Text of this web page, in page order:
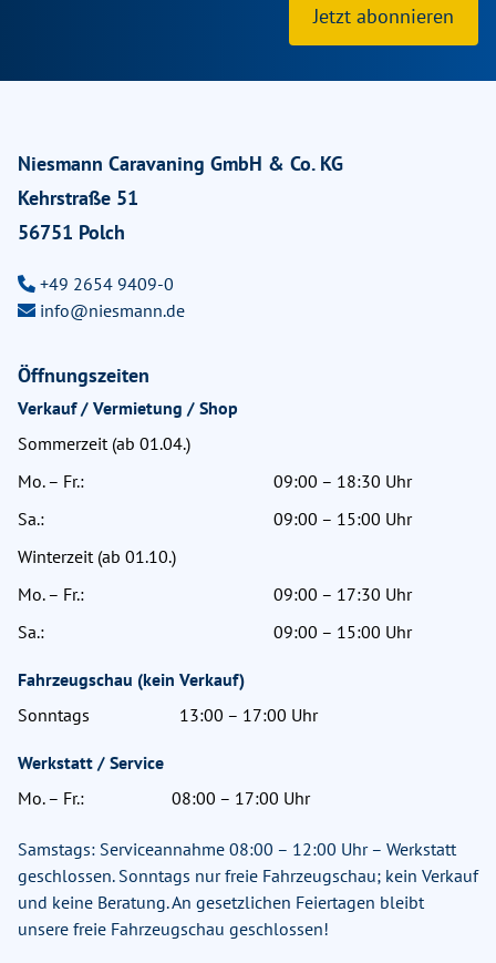
Jetzt abonnieren
Niesmann Caravaning GmbH & Co. KG
Kehrstraße 51
56751 Polch
+49 2654 9409-0
info@niesmann.de
Öffnungszeiten
Verkauf / Vermietung / Shop
Sommerzeit (ab 01.04.)
Mo. – Fr.:
09:00 – 18:30 Uhr
Sa.:
09:00 – 15:00 Uhr
Winterzeit (ab 01.10.)
Mo. – Fr.:
09:00 – 17:30 Uhr
Sa.:
09:00 – 15:00 Uhr
Fahrzeugschau (kein Verkauf)
Sonntags
13:00 – 17:00 Uhr
Werkstatt / Service
Mo. – Fr.:
08:00 – 17:00 Uhr
Samstags: Serviceannahme 08:00 – 12:00 Uhr – Werkstatt
geschlossen. Sonntags nur freie Fahrzeugschau; kein Verkauf
und keine Beratung. An gesetzlichen Feiertagen bleibt
unsere freie Fahrzeugschau geschlossen!